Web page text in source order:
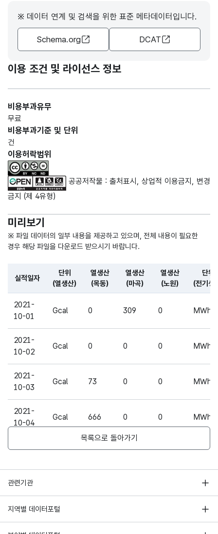
(마곡)
(마곡)
MER
IC)
열생
산
(노원)
열생
산
(노원)
숫자
MER
단위
(전기
생산)
생산
(목동)
생산
(NU
IC)
20
전기
생산
형
(NU
IC)
20
전기
생산
※ 데이터 연계 및 검색을 위한 표준 메타데이터입니다.
Schema.org DCAT
이용 조건 및 라이선스 정보
비용부과유무
무료
비용부과기준 및 단위
건
이용허락범위
공공저작물 : 출처표시, 상업적 이용금지, 변경
금지 (제 4유형)
미리보기
※ 파일 데이터의 일부 내용을 제공하고 있으며, 전체 내용이 필요한
경우 해당 파일을 다운로드 받으시기 바랍니다.
실적일자
단위
(열생산)
열생산
(목동)
열생산
(마곡)
열생산
(노원)
단위
(전기생
2021-
10-01
Gcal 0 309 0 MWh
2021-
10-02
Gcal 0 0 0 MWh
2021-
10-03
Gcal 73 0 0 MWh
2021-
10-04
Gcal 666 0 0 MWh
Gcal 755 0 0 MWh
2021-
10-06
MWh
Gcal 712 0 0 MWh
목록으로 돌아가기
관련기관
행정안전부
한국지능정보사회진흥원
지역별 데이터포털
서울 열린데이터광장
경기데이터드림